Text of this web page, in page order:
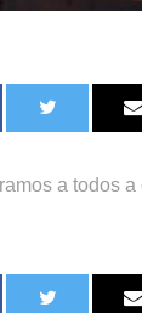
a todos